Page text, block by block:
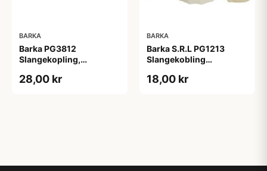
BARKA
Barka PG3812
Slangekopling,
Invendigt Gevind
28,00 kr
BARKA
Barka S.R.L PG1213
Slangekobling
Invendigt Gevind
18,00 kr